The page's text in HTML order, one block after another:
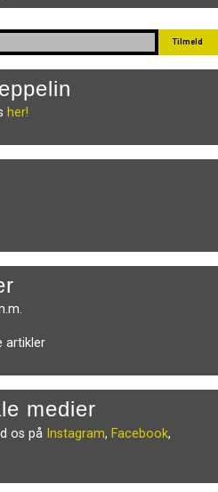
her!
artikler
medier
os på Instagram, Facebook,